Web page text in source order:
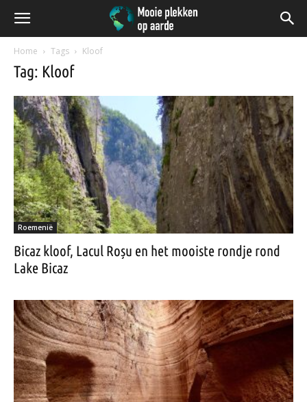
Home Tags Kloof
Tag: Kloof
Roemenië
Bicaz kloof, Lacul Roșu en het mooiste rondje rond
Lake Bicaz